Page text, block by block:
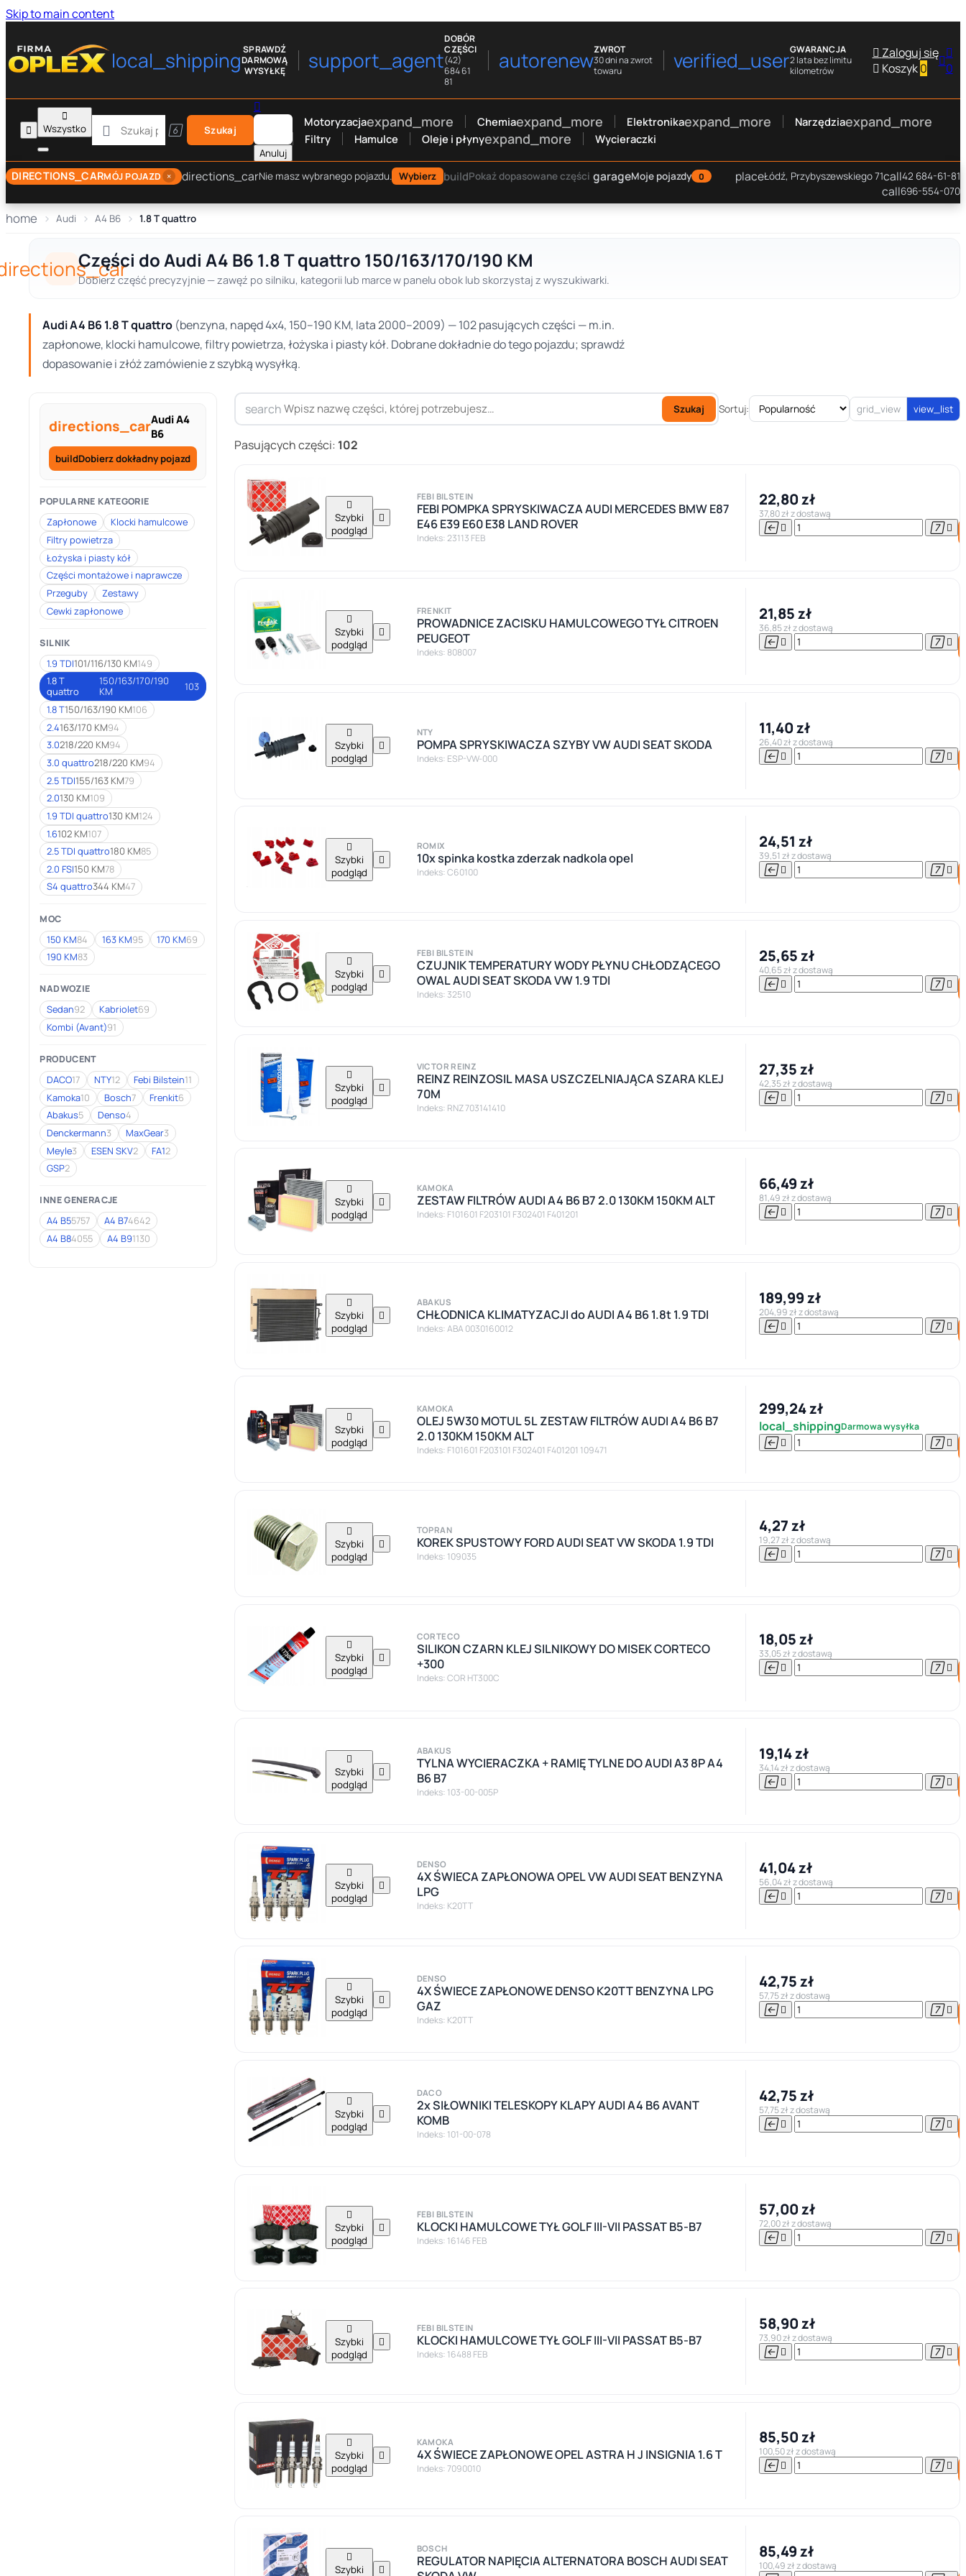
Skip to main content
local_shippingSPRAWDŹ
DARMOWĄ
WYSYŁKĘ
support_agent
DOBÓR
CZĘŚCI
(42)
684 61
81
autorenewZWROT
30 dni na zwrot
towaru
verified_userGWARANCJA
2 lata bez limitu
kilometrów
 Zaloguj się
 Koszyk 0 
0


Wszystko
  Szukaj

Anuluj
Motoryzacjaexpand_more Chemiaexpand_more Elektronikaexpand_more Narzędziaexpand_more
Filtry Hamulce Oleje i płynyexpand_more Wycieraczki
DIRECTIONS_CARMÓJ POJAZD × directions_carNie masz wybranego pojazdu. Wybierz buildPokaż dopasowane części garageMoje pojazdy 0 placeŁódź, Przybyszewskiego 71call42 684-61-81
call696-554-070
home Audi A4 B6 1.8 T quattro
Części do Audi A4 B6 1.8 T quattro 150/163/170/190 KM
Dobierz część precyzyjnie — zawęź po silniku, kategorii lub marce w panelu obok lub skorzystaj z wyszukiwarki.
Audi A4 B6 1.8 T quattro (benzyna, napęd 4x4, 150–190 KM, lata 2000–2009) — 102 pasujących części — m.in.
zapłonowe, klocki hamulcowe, filtry powietrza, łożyska i piasty kół. Dobrane dokładnie do tego pojazdu; sprawdź
dopasowanie i złóż zamówienie z szybką wysyłką.
directions_carAudi A4
B6
buildDobierz dokładny pojazd
POPULARNE KATEGORIE
Zapłonowe
Klocki hamulcowe
Filtry powietrza
Łożyska i piasty kół
Części montażowe i naprawcze
Przeguby
Zestawy
Cewki zapłonowe
SILNIK
1.9 TDI101/116/130 KM149
1.8 T
quattro
150/163/170/190
KM
103
1.8 T150/163/190 KM106
2.4163/170 KM94
3.0218/220 KM94
3.0 quattro218/220 KM94
2.5 TDI155/163 KM79
2.0130 KM109
1.9 TDI quattro130 KM124
1.6102 KM107
2.5 TDI quattro180 KM85
2.0 FSI150 KM78
S4 quattro344 KM47
MOC
150 KM84 163 KM95 170 KM69
190 KM83
NADWOZIE
Sedan92 Kabriolet69
Kombi (Avant)91
PRODUCENT
DACO17 NTY12 Febi Bilstein11
Kamoka10 Bosch7 Frenkit6
Abakus5 Denso4
Denckermann3 MaxGear3
Meyle3 ESEN SKV2 FA12
GSP2
INNE GENERACJE
A4 B55757 A4 B74642
A4 B84055 A4 B91130
search Szukaj Sortuj: grid_view view_list
Pasujących części: 102

Szybki
podgląd

FEBI BILSTEIN
FEBI POMPKA SPRYSKIWACZA AUDI MERCEDES BMW E87
E46 E39 E60 E38 LAND ROVER
Indeks: 23113 FEB
22,80 zł
37,80 zł z dostawą
   

Szybki
podgląd

FRENKIT
PROWADNICE ZACISKU HAMULCOWEGO TYŁ CITROEN
PEUGEOT
Indeks: 808007
21,85 zł
36,85 zł z dostawą
   

Szybki
podgląd

NTY
POMPA SPRYSKIWACZA SZYBY VW AUDI SEAT SKODA
Indeks: ESP-VW-000
11,40 zł
26,40 zł z dostawą
   

Szybki
podgląd

ROMIX
10x spinka kostka zderzak nadkola opel
Indeks: C60100
24,51 zł
39,51 zł z dostawą
   

Szybki
podgląd

FEBI BILSTEIN
CZUJNIK TEMPERATURY WODY PŁYNU CHŁODZĄCEGO
OWAL AUDI SEAT SKODA VW 1.9 TDI
Indeks: 32510
25,65 zł
40,65 zł z dostawą
   

Szybki
podgląd

VICTOR REINZ
REINZ REINZOSIL MASA USZCZELNIAJĄCA SZARA KLEJ
70M
Indeks: RNZ 703141410
27,35 zł
42,35 zł z dostawą
   

Szybki
podgląd

KAMOKA
ZESTAW FILTRÓW AUDI A4 B6 B7 2.0 130KM 150KM ALT
Indeks: F101601 F203101 F302401 F401201
66,49 zł
81,49 zł z dostawą
   

Szybki
podgląd

ABAKUS
CHŁODNICA KLIMATYZACJI do AUDI A4 B6 1.8t 1.9 TDI
Indeks: ABA 0030160012
189,99 zł
204,99 zł z dostawą
   

Szybki
podgląd

KAMOKA
OLEJ 5W30 MOTUL 5L ZESTAW FILTRÓW AUDI A4 B6 B7
2.0 130KM 150KM ALT
Indeks: F101601 F203101 F302401 F401201 109471
299,24 zł
local_shippingDarmowa wysyłka
   

Szybki
podgląd

TOPRAN
KOREK SPUSTOWY FORD AUDI SEAT VW SKODA 1.9 TDI
Indeks: 109035
4,27 zł
19,27 zł z dostawą
   

Szybki
podgląd

CORTECO
SILIKON CZARN KLEJ SILNIKOWY DO MISEK CORTECO
+300
Indeks: COR HT300C
18,05 zł
33,05 zł z dostawą
   

Szybki
podgląd

ABAKUS
TYLNA WYCIERACZKA + RAMIĘ TYLNE DO AUDI A3 8P A4
B6 B7
Indeks: 103-00-005P
19,14 zł
34,14 zł z dostawą
   

Szybki
podgląd

DENSO
4X ŚWIECA ZAPŁONOWA OPEL VW AUDI SEAT BENZYNA
LPG
Indeks: K20TT
41,04 zł
56,04 zł z dostawą
   

Szybki
podgląd

DENSO
4X ŚWIECE ZAPŁONOWE DENSO K20TT BENZYNA LPG
GAZ
Indeks: K20TT
42,75 zł
57,75 zł z dostawą
   

Szybki
podgląd

DACO
2x SIŁOWNIKI TELESKOPY KLAPY AUDI A4 B6 AVANT
KOMB
Indeks: 101-00-078
42,75 zł
57,75 zł z dostawą
   

Szybki
podgląd

FEBI BILSTEIN
KLOCKI HAMULCOWE TYŁ GOLF III-VII PASSAT B5-B7
Indeks: 16146 FEB
57,00 zł
72,00 zł z dostawą
   

Szybki
podgląd

FEBI BILSTEIN
KLOCKI HAMULCOWE TYŁ GOLF III-VII PASSAT B5-B7
Indeks: 16488 FEB
58,90 zł
73,90 zł z dostawą
   

Szybki
podgląd

KAMOKA
4X ŚWIECE ZAPŁONOWE OPEL ASTRA H J INSIGNIA 1.6 T
Indeks: 7090010
85,50 zł
100,50 zł z dostawą
   

Szybki

BOSCH
REGULATOR NAPIĘCIA ALTERNATORA BOSCH AUDI SEAT
85,49 zł
100,49 zł z dostawą